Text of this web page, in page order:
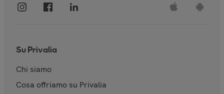
Su Privalia
Chi siamo
Cosa offriamo su Privalia